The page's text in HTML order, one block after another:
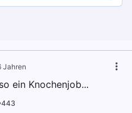
Jahren
ein Knochenjob...
443